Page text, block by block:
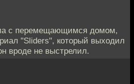
с перемещающимся домом,
"Sliders", который выходил
вроде не выстрелил.